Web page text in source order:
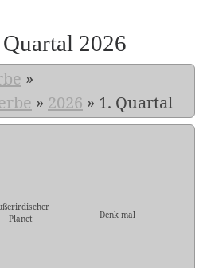
2026
»
» 2026 » 1. Quartal
Planet
Denk mal